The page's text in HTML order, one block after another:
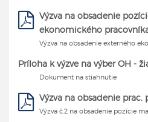
Výzva na obsadenie
ekonomického
Výzva na obsadenie externého
Príloha k výzve na výber OH -
Dokument na stiahnutie
Výzva na obsadenie prac.
Výzva č.2 na obsadenie pozície